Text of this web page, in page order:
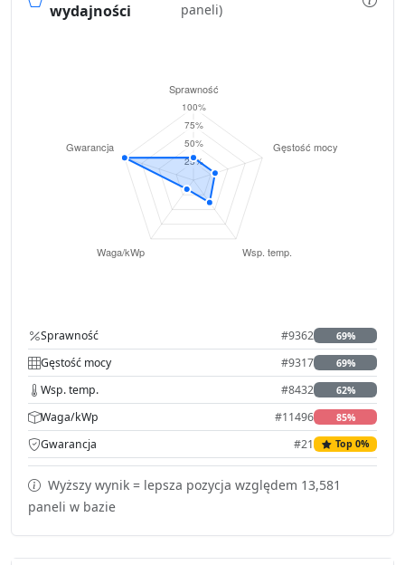
wydajności
paneli)
Sprawność #9362 69%
Gęstość mocy #9317 69%
Wsp. temp. #8432 62%
Waga/kWp #11496 85%
Gwarancja #21 Top 0%
Wyższy wynik = lepsza pozycja względem 13,581
paneli w bazie